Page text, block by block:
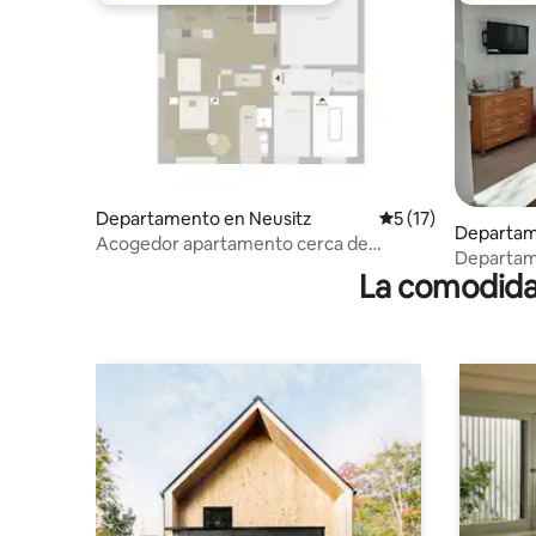
Departamento en Neusitz Calificación
5 (17)
Acogedor apartamento cerca de
La